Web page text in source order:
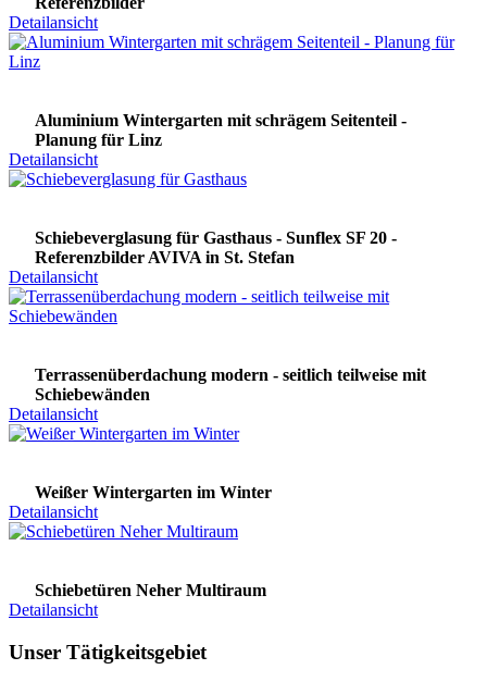
Detailansicht
Aluminium Wintergarten mit schrägem Seitenteil -
Planung für Linz
Detailansicht
Schiebeverglasung für Gasthaus - Sunflex SF 20 -
Referenzbilder AVIVA in St. Stefan
Detailansicht
Terrassenüberdachung modern - seitlich teilweise mit
Schiebewänden
Detailansicht
Weißer Wintergarten im Winter
Detailansicht
Schiebetüren Neher Multiraum
Detailansicht
Unser Tätigkeitsgebiet